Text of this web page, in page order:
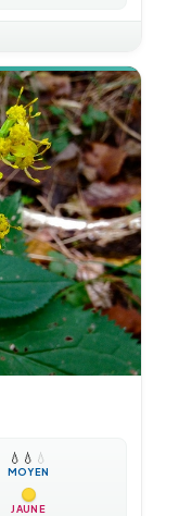
💧 💧 💧
MOYEN
JAUNE